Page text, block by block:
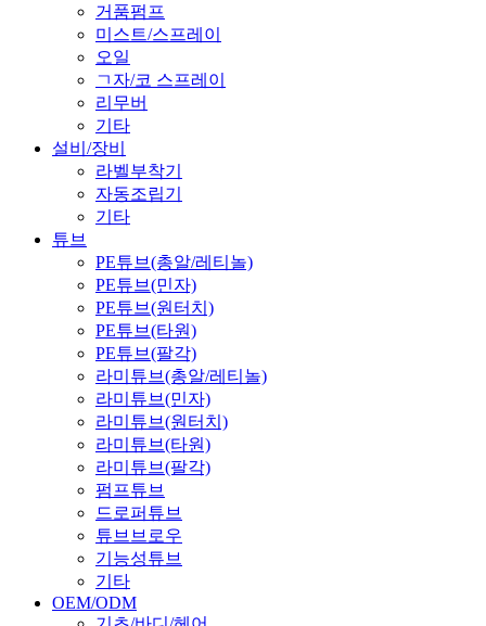
거품펌프
미스트/스프레이
오일
ㄱ자/코 스프레이
리무버
기타
설비/장비
라벨부착기
자동조립기
기타
튜브
PE튜브(총알/레티놀)
PE튜브(민자)
PE튜브(원터치)
PE튜브(타원)
PE튜브(팔각)
라미튜브(총알/레티놀)
라미튜브(민자)
라미튜브(원터치)
라미튜브(타원)
라미튜브(팔각)
펌프튜브
드로퍼튜브
튜브브로우
기능성튜브
기타
OEM/ODM